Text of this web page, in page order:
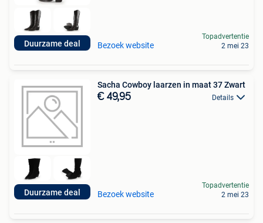
Duurzame deal Bezoek website
Topadvertentie
2 mei 23
Duurzame deal
Sacha Cowboy laarzen in maat 37 Zwart
€ 49,95 Details
Bezoek website
Topadvertentie
2 mei 23